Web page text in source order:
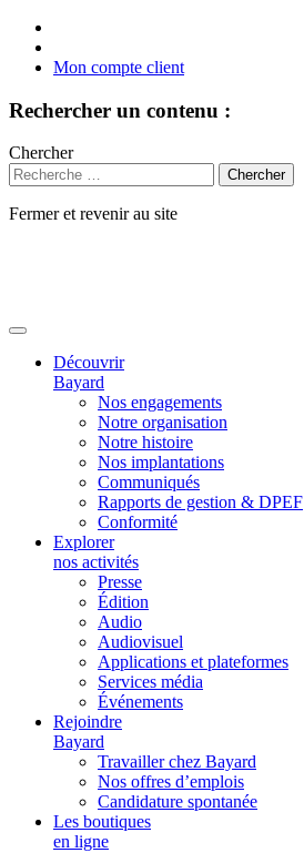
Mon compte client
Rechercher un contenu :
Chercher
Fermer et revenir au site
Découvrir
Bayard
Nos engagements
Notre organisation
Notre histoire
Nos implantations
Communiqués
Rapports de gestion & DPEF
Conformité
Explorer
nos activités
Presse
Édition
Audio
Audiovisuel
Applications et plateformes
Services média
Événements
Rejoindre
Bayard
Travailler chez Bayard
Nos offres d’emplois
Candidature spontanée
Les boutiques
en ligne